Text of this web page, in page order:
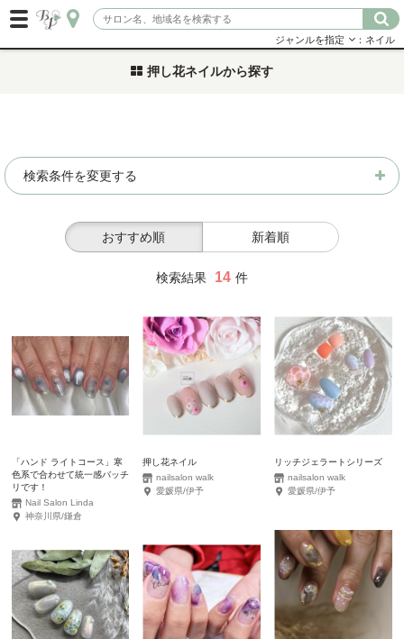
ジャンルを指定 ：ネイル
押し花ネイルから探す
検索条件を変更する
おすすめ順 新着順
検索結果 14 件
「ハンド ライトコース」寒
色系で合わせて統一感バッチ
リです！
Nail Salon Linda
神奈川県/鎌倉
押し花ネイル
nailsalon walk
愛媛県/伊予
リッチジェラートシリーズ
nailsalon walk
愛媛県/伊予